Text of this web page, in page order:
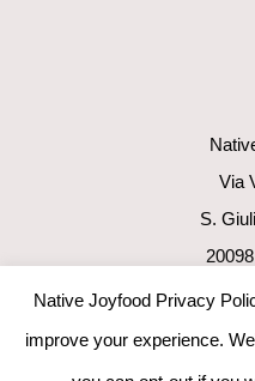
Via
S.
p.i.
Native Joyfood Privacy
improve your experience.